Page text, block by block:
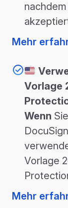
Mehr
Vorlage
Wenn
Vorlage
Mehr